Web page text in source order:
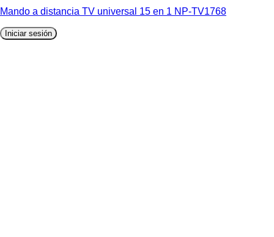
Mando a distancia TV universal 15 en 1 NP-TV1768
Iniciar sesión